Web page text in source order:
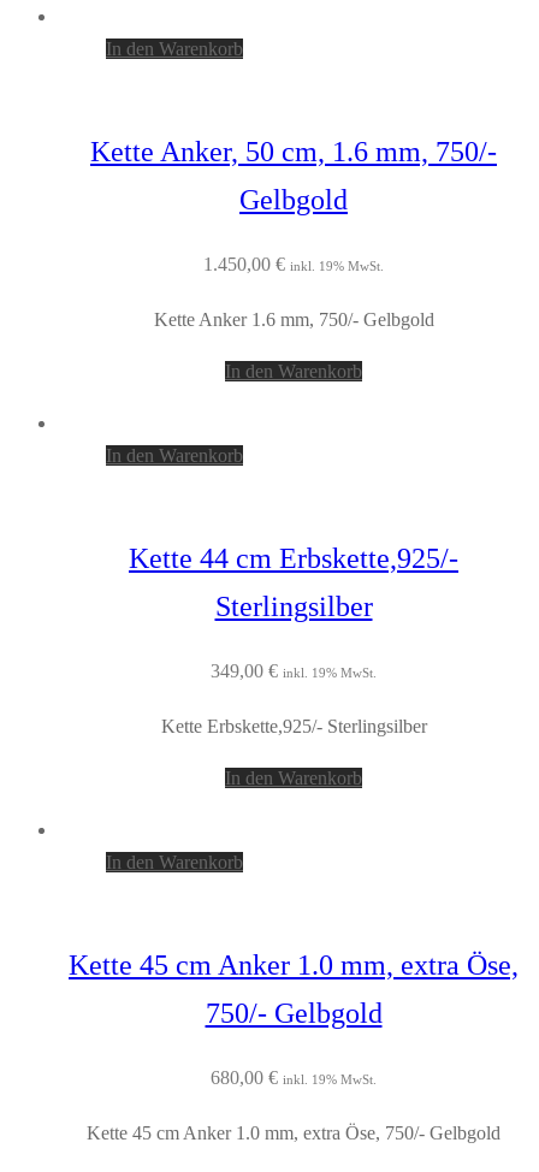
In den Warenkorb
Kette Anker, 50 cm, 1.6 mm, 750/-
Gelbgold
1.450,00 € inkl. 19% MwSt.
Kette Anker 1.6 mm, 750/- Gelbgold
In den Warenkorb
In den Warenkorb
Kette 44 cm Erbskette,925/-
Sterlingsilber
349,00 € inkl. 19% MwSt.
Kette Erbskette,925/- Sterlingsilber
In den Warenkorb
In den Warenkorb
Kette 45 cm Anker 1.0 mm, extra Öse,
750/- Gelbgold
680,00 € inkl. 19% MwSt.
Kette 45 cm Anker 1.0 mm, extra Öse, 750/- Gelbgold